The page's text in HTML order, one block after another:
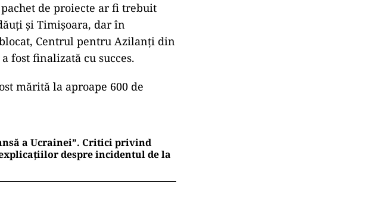
de proiecte ar fi trebuit
şi Timişoara, dar în
Centrul pentru Azilanți din
fost finalizată cu succes.
mărită la aproape 600 de
a Ucrainei”. Critici privind
despre incidentul de la